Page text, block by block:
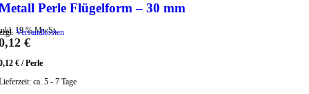
Perle Flügelform – 30 mm
19 % MwSt.
Versandkosten
€
€ /Perle
ca. 5 - 7 Tage